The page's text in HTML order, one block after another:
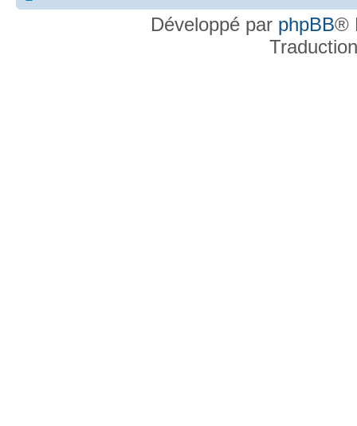
Développé par phpBB®